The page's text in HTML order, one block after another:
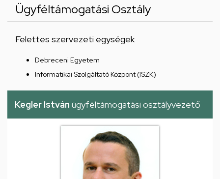
Ügyféltámogatási Osztály
Felettes szervezeti egységek
Debreceni Egyetem
Informatikai Szolgáltató Központ (ISZK)
Kegler István ügyféltámogatási osztályvezető